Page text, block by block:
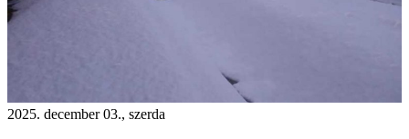
2025. december 03., szerda